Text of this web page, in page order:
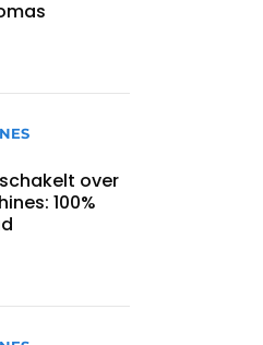
over
100%